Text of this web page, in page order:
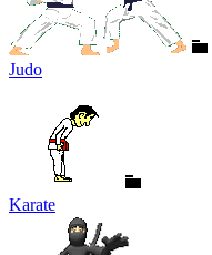
Judo
Karate